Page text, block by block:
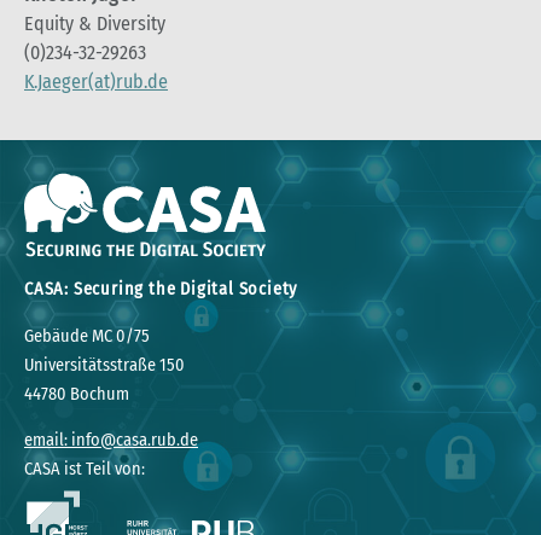
Equity & Diversity
(0)234-32-29263
K.Jaeger(at)rub.de
CASA: Securing the Digital Society
Gebäude MC 0/75
Universitätsstraße 150
44780 Bochum
email: info@casa.rub.de
CASA ist Teil von: